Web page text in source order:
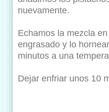
nuevamente.
Echamos la mezcla
engrasado y lo
minutos a una
Dejar enfriar unos 10